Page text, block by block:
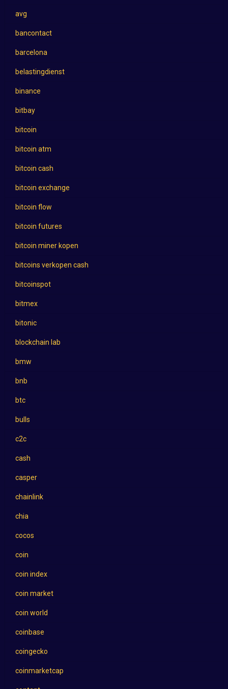
avg
bancontact
barcelona
belastingdienst
binance
bitbay
bitcoin
bitcoin atm
bitcoin cash
bitcoin exchange
bitcoin flow
bitcoin futures
bitcoin miner kopen
bitcoins verkopen cash
bitcoinspot
bitmex
bitonic
blockchain lab
bmw
bnb
btc
bulls
c2c
cash
casper
chainlink
chia
cocos
coin
coin index
coin market
coin world
coinbase
coingecko
coinmarketcap